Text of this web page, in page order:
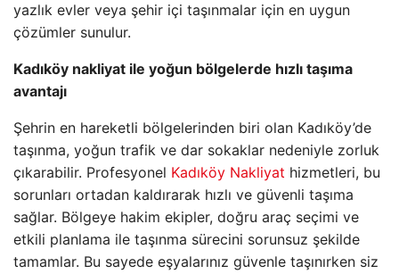
yazlık evler veya şehir içi taşınmalar için en uygun
çözümler sunulur.
Kadıköy nakliyat ile yoğun bölgelerde hızlı taşıma
avantajı
Şehrin en hareketli bölgelerinden biri olan Kadıköy’de
taşınma, yoğun trafik ve dar sokaklar nedeniyle zorluk
çıkarabilir. Profesyonel Kadıköy Nakliyat hizmetleri, bu
sorunları ortadan kaldırarak hızlı ve güvenli taşıma
sağlar. Bölgeye hakim ekipler, doğru araç seçimi ve
etkili planlama ile taşınma sürecini sorunsuz şekilde
tamamlar. Bu sayede eşyalarınız güvenle taşınırken siz